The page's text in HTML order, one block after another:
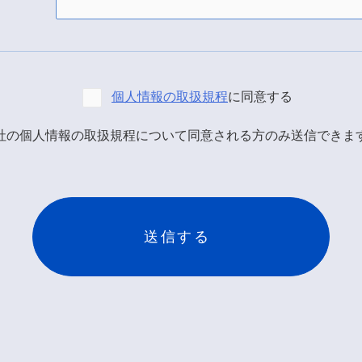
個人情報の取扱規程に同意する
の個人情報の取扱規程について同意される方のみ送信できま